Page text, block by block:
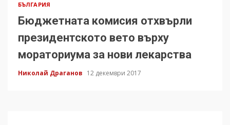
БЪЛГАРИЯ
Бюджетната комисия отхвърли
президентското вето върху
мораториума за нови лекарства
Николай Драганов 12 декември 2017